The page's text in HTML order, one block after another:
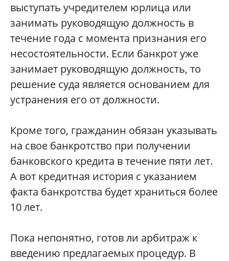
выступать учредителем юрлица или
занимать руководящую должность в
течение года с момента признания его
несостоятельности. Если банкрот уже
занимает руководящую должность, то
решение суда является основанием для
устранения его от должности.
Кроме того, гражданин обязан указывать
на свое банкротство при получении
банковского кредита в течение пяти лет.
А вот кредитная история с указанием
факта банкротства будет храниться более
10 лет.
Пока непонятно, готов ли арбитраж к
введению предлагаемых процедур. В